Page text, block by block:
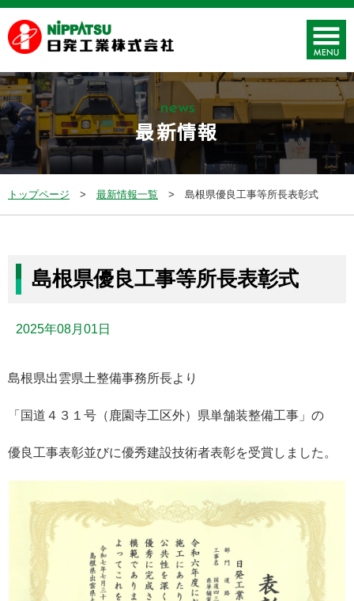
news
最新情報
トップページ 最新情報一覧 島根県優良工事等所長表彰式
島根県優良工事等所長表彰式
2025年08月01日
島根県出雲県土整備事務所長より
「国道４３１号（鹿園寺工区外）県単舗装整備工事」の
優良工事表彰並びに優秀建設技術者表彰を受賞しました。